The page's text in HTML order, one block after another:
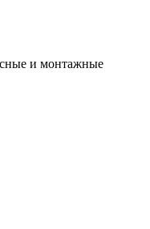
и монтажные